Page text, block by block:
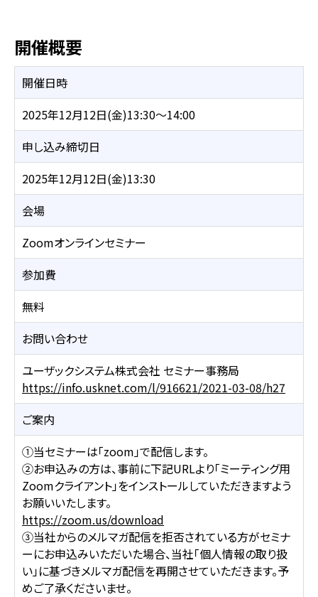
開催概要
開催日時
2025年12月12日(金)13:30～14:00
申し込み締切日
2025年12月12日(金)13:30
会場
Zoomオンラインセミナー
参加費
無料
お問い合わせ
ユーザックシステム株式会社 セミナー事務局
https://info.usknet.com/l/916621/2021-03-08/h27
ご案内
①当セミナーは「zoom」で配信します。
②お申込みの方は、事前に下記URLより「ミーティング用
Zoomクライアント」をインストールしていただきますよう
お願いいたします。
https://zoom.us/download
③当社からのメルマガ配信を拒否されている方がセミナ
ーにお申込みいただいた場合、当社「個人情報の取り扱
い」に基づきメルマガ配信を再開させていただきます。予
めご了承くださいませ。